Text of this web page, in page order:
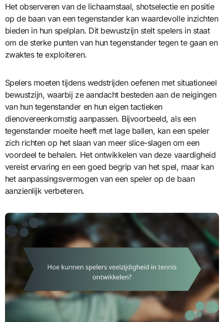
Het observeren van de lichaamstaal, shotselectie en positie
op de baan van een tegenstander kan waardevolle inzichten
bieden in hun spelplan. Dit bewustzijn stelt spelers in staat
om de sterke punten van hun tegenstander tegen te gaan en
zwaktes te exploiteren.
Spelers moeten tijdens wedstrijden oefenen met situationeel
bewustzijn, waarbij ze aandacht besteden aan de neigingen
van hun tegenstander en hun eigen tactieken
dienovereenkomstig aanpassen. Bijvoorbeeld, als een
tegenstander moeite heeft met lage ballen, kan een speler
zich richten op het slaan van meer slice-slagen om een
voordeel te behalen. Het ontwikkelen van deze vaardigheid
vereist ervaring en een goed begrip van het spel, maar kan
het aanpassingsvermogen van een speler op de baan
aanzienlijk verbeteren.